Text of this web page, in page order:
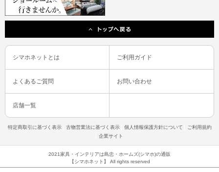
シマホネットとは ご利用ガイド
よくあるご質問 お問い合わせ
店舗一覧
特定商取引に基づく表示 古物営業法に基づく表示 個人情報保護方針について
ご利用規約
企業サイト
2021家具・インテリアは島忠・ホームズ(シマホ)の通販
【シマホネット】 All rights reserved